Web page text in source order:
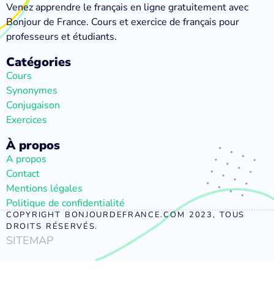
Venez apprendre le français en ligne gratuitement avec
Bonjour de France. Cours et exercice de français pour
professeurs et étudiants.
Catégories
Cours
Synonymes
Conjugaison
Exercices
À propos
A propos
Contact
Mentions légales
Politique de confidentialité
COPYRIGHT BONJOURDEFRANCE.COM 2023, TOUS
DROITS RÉSERVÉS.
SITEMAP